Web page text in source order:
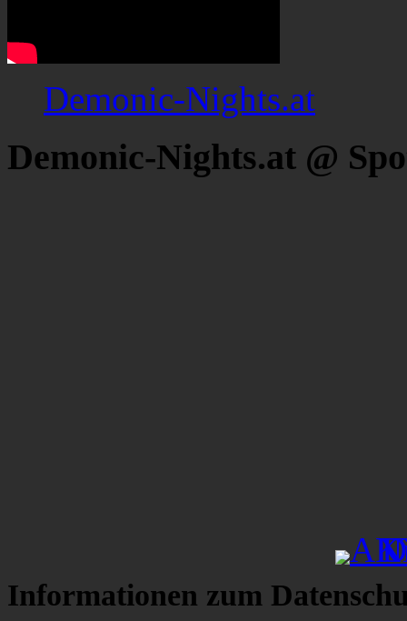
Demonic-Nights.at
Demonic-Nights.at @
Informationen zum